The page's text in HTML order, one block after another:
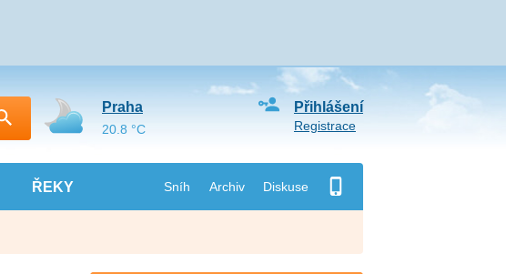
ŘEKY Sníh Archiv Diskuse
Přihlášení
Registrace
Praha
20.8 °C